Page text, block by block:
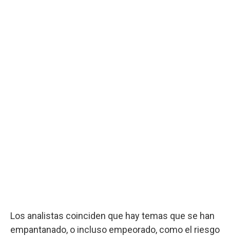
Los analistas coinciden que hay temas que se han
empantanado, o incluso empeorado, como el riesgo